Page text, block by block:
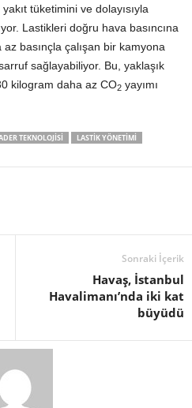
tüketimini ve dolayısıyla
Lastikleri doğru hava basıncına
basınçla çalışan bir kamyona
sağlayabiliyor. Bu, yaklaşık
kilogram daha az CO2 yayımı
TEKNOLOJISI
LASTIK YÖNETIMI
Sonraki İçerik
Havaş, İstanbul
Havalimanı’nda iki kat
büyüdü